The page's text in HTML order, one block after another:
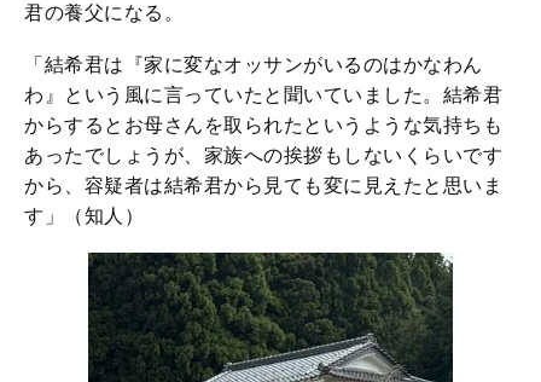
君の養父になる。
「結希君は『家に変なオッサンがいるのはかなわん
わ』という風に言っていたと聞いていました。結希君
からするとお母さんを取られたというような気持ちも
あったでしょうが、家族への挨拶もしないくらいです
から、容疑者は結希君から見ても変に見えたと思いま
す」（知人）